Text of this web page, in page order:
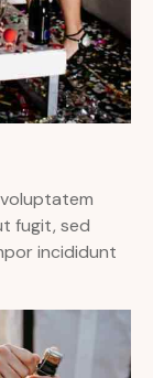
fugit, sed
incididunt